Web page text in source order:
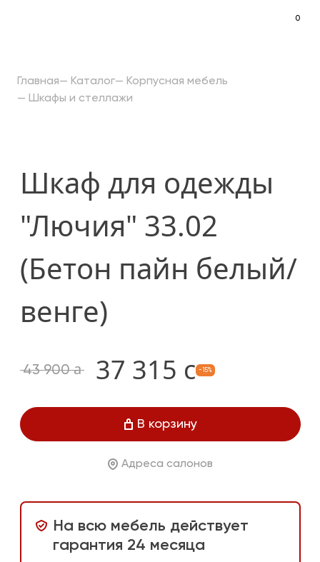
0
Главная— Каталог— Корпусная мебель
— Шкафы и стеллажи
Шкаф для одежды
"Лючия" 33.02
(Бетон пайн белый/
венге)
43 900a 37 315 c -15%
В корзину
Адреса салонов
На всю мебель действует
гарантия 24 месяца